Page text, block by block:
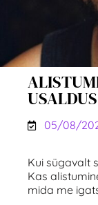
05/08/
Kui sügavalt
Kas
mida me